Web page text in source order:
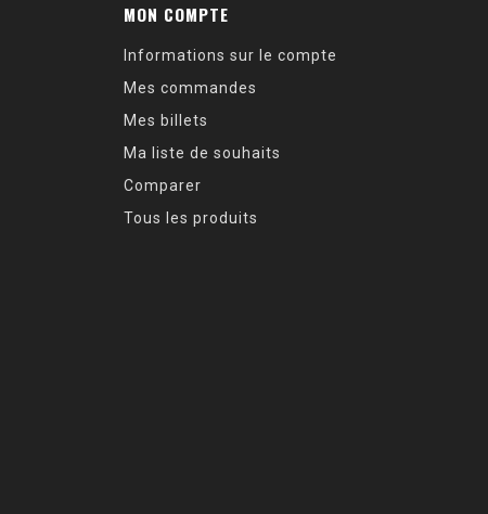
MON COMPTE
Informations sur le compte
Mes commandes
Mes billets
Ma liste de souhaits
Comparer
Tous les produits